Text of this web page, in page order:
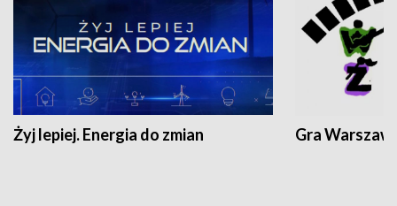
Żyj lepiej. Energia do zmian Gra